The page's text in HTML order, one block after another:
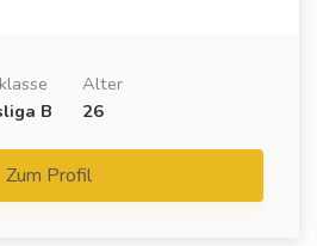
B
Alter
26
Zum Profil